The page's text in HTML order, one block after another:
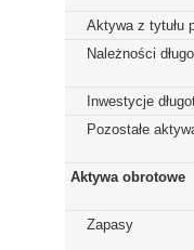
Aktywa z tytułu
Należności
Inwestycje
Pozostałe
Aktywa obrotowe
Zapasy